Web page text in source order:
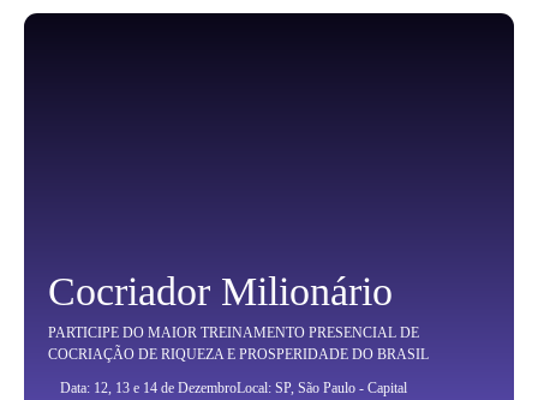
Cocriador Milionário
PARTICIPE DO MAIOR TREINAMENTO PRESENCIAL DE
COCRIAÇÃO DE RIQUEZA E PROSPERIDADE DO BRASIL
Data: 12, 13 e 14 de DezembroLocal: SP, São Paulo - Capital